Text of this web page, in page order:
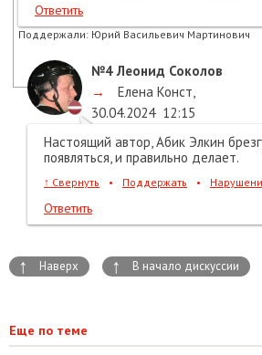
Ответить
Поддержали: Юрий Васильевич Мартинович
№4Леонид Соколов
→
Елена Конст,
30.04.2024 12:15
Настоящий автор, Абик Элкин
появляться, и правильно делает.
↑ Свернуть • Поддержать •
Ответить
↑ Наверх ↑ В начало дискуссии
Еще по теме